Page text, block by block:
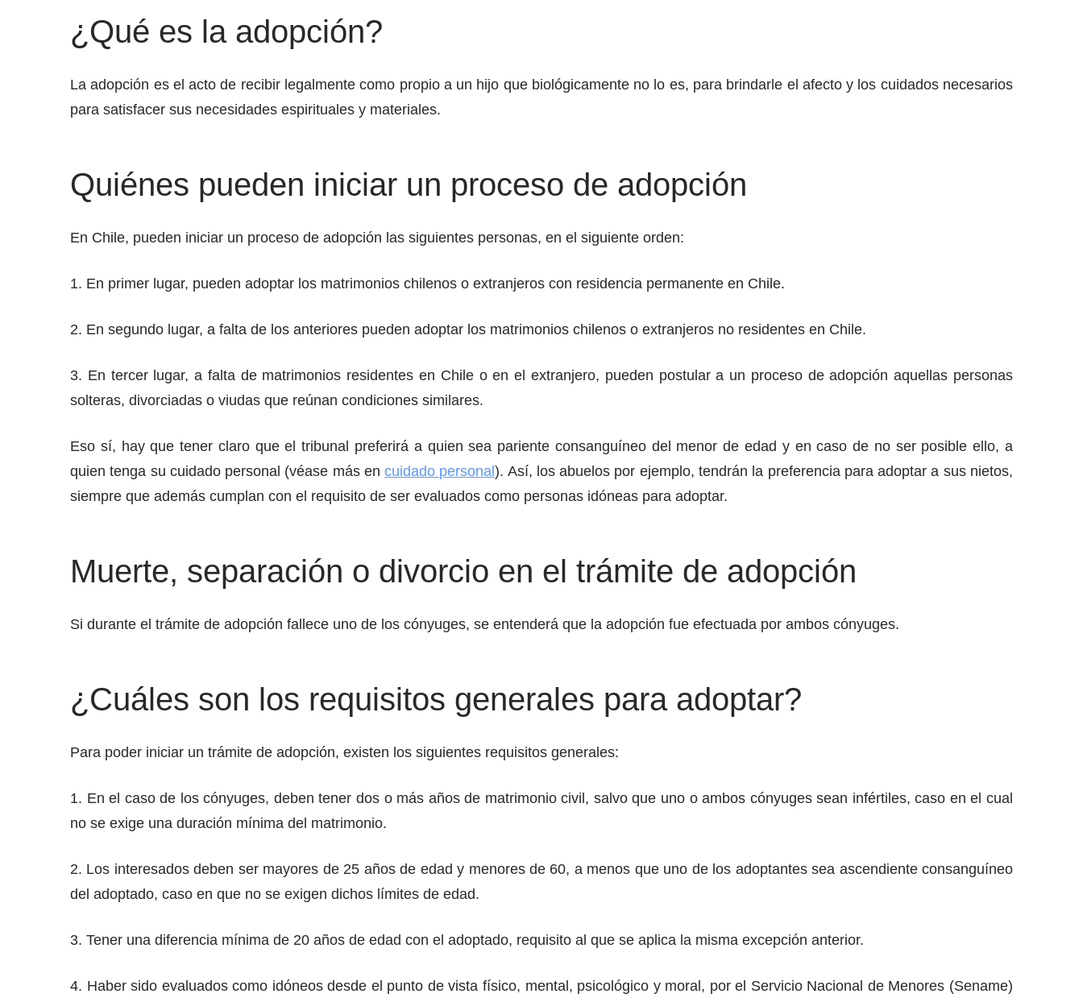
¿Qué es la adopción?
La adopción es el acto de recibir legalmente como propio a un hijo que biológicamente no lo es, para brindarle el afecto y los cuidados necesarios
para satisfacer sus necesidades espirituales y materiales.
Quiénes pueden iniciar un proceso de adopción
En Chile, pueden iniciar un proceso de adopción las siguientes personas, en el siguiente orden:
1. En primer lugar, pueden adoptar los matrimonios chilenos o extranjeros con residencia permanente en Chile.
2. En segundo lugar, a falta de los anteriores pueden adoptar los matrimonios chilenos o extranjeros no residentes en Chile.
3. En tercer lugar, a falta de matrimonios residentes en Chile o en el extranjero, pueden postular a un proceso de adopción aquellas personas
solteras, divorciadas o viudas que reúnan condiciones similares.
Eso sí, hay que tener claro que el tribunal preferirá a quien sea pariente consanguíneo del menor de edad y en caso de no ser posible ello, a
quien tenga su cuidado personal (véase más encuidado personal). Así, los abuelos por ejemplo, tendrán la preferencia para adoptar a sus nietos,
siempre que además cumplan con el requisito de ser evaluados como personas idóneas para adoptar.
Muerte, separación o divorcio en el trámite de adopción
Si durante el trámite de adopción fallece uno de los cónyuges, se entenderá que la adopción fue efectuada por ambos cónyuges.
¿Cuáles son los requisitos generales para adoptar?
Para poder iniciar un trámite de adopción, existen los siguientes requisitos generales:
1. En el caso de los cónyuges, deben tener dos o más años de matrimonio civil, salvo que uno o ambos cónyuges sean infértiles, caso en el cual
no se exige una duración mínima del matrimonio.
2. Los interesados deben ser mayores de 25 años de edad y menores de 60, a menos que uno de los adoptantes sea ascendiente consanguíneo
del adoptado, caso en que no se exigen dichos límites de edad.
3. Tener una diferencia mínima de 20 años de edad con el adoptado, requisito al que se aplica la misma excepción anterior.
4. Haber sido evaluados como idóneos desde el punto de vista físico, mental, psicológico y moral, por el Servicio Nacional de Menores (Sename)